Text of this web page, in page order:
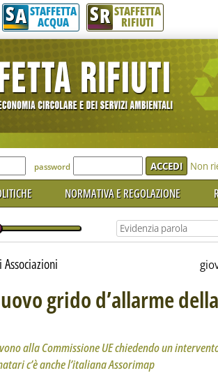
per lèggere interamente la notizia.
SA STAFFETTA
ACQUA SR STAFFETTA
RIFIUTI
per accedere'
password Non
NORMATIVA E REGOLAZIONE
grido d’allarme
alla Commissione UE chiedendo un
c’è anche l’italiana Assorimap